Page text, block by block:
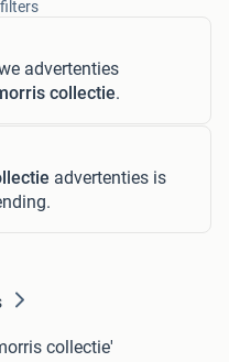
advertenties
collectie.
advertenties is
collectie'